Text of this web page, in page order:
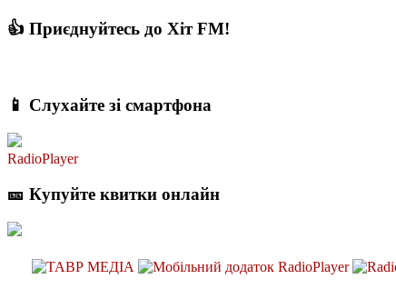
👍 Приєднуйтесь до Хіт FM!
📱 Слухайте зі смартфона
RadioPlayer
🎫 Купуйте квитки онлайн